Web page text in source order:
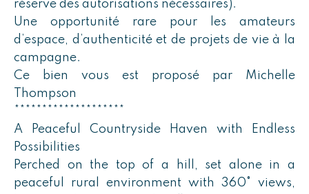
réserve des autorisations nécessaires).
Une opportunité rare pour les amateurs
d’espace, d’authenticité et de projets de vie à la
campagne.
Ce bien vous est proposé par Michelle
Thompson
********************
A Peaceful Countryside Haven with Endless
Possibilities
Perched on the top of a hill, set alone in a
peaceful rural environment with 360° views,